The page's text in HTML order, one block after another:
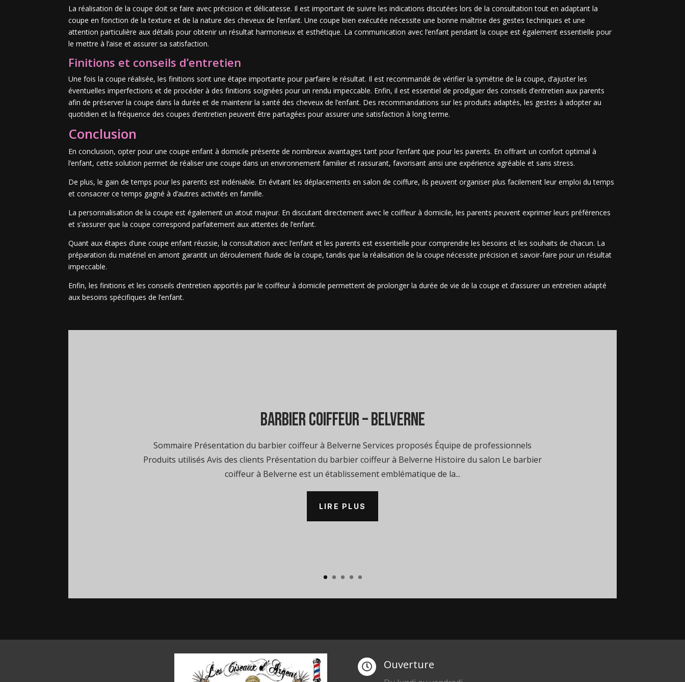
La réalisation de la coupe doit se faire avec précision et délicatesse. Il est important de suivre les indications discutées lors de la consultation tout en adaptant la
coupe en fonction de la texture et de la nature des cheveux de l’enfant. Une coupe bien exécutée nécessite une bonne maîtrise des gestes techniques et une
attention particulière aux détails pour obtenir un résultat harmonieux et esthétique. La communication avec l’enfant pendant la coupe est également essentielle pour
le mettre à l’aise et assurer sa satisfaction.
Finitions et conseils d’entretien
Une fois la coupe réalisée, les finitions sont une étape importante pour parfaire le résultat. Il est recommandé de vérifier la symétrie de la coupe, d’ajuster les
éventuelles imperfections et de procéder à des finitions soignées pour un rendu impeccable. Enfin, il est essentiel de prodiguer des conseils d’entretien aux parents
afin de préserver la coupe dans la durée et de maintenir la santé des cheveux de l’enfant. Des recommandations sur les produits adaptés, les gestes à adopter au
quotidien et la fréquence des coupes d’entretien peuvent être partagées pour assurer une satisfaction à long terme.
Conclusion
En conclusion, opter pour une coupe enfant à domicile présente de nombreux avantages tant pour l’enfant que pour les parents. En offrant un confort optimal à
l’enfant, cette solution permet de réaliser une coupe dans un environnement familier et rassurant, favorisant ainsi une expérience agréable et sans stress.
De plus, le gain de temps pour les parents est indéniable. En évitant les déplacements en salon de coiffure, ils peuvent organiser plus facilement leur emploi du temps
et consacrer ce temps gagné à d’autres activités en famille.
La personnalisation de la coupe est également un atout majeur. En discutant directement avec le coiffeur à domicile, les parents peuvent exprimer leurs préférences
et s’assurer que la coupe correspond parfaitement aux attentes de l’enfant.
Quant aux étapes d’une coupe enfant réussie, la consultation avec l’enfant et les parents est essentielle pour comprendre les besoins et les souhaits de chacun. La
préparation du matériel en amont garantit un déroulement fluide de la coupe, tandis que la réalisation de la coupe nécessite précision et savoir-faire pour un résultat
impeccable.
Enfin, les finitions et les conseils d’entretien apportés par le coiffeur à domicile permettent de prolonger la durée de vie de la coupe et d’assurer un entretien adapté
aux besoins spécifiques de l’enfant.
barbier coiffeur – Belverne
Sommaire Présentation du barbier coiffeur à Belverne Services proposés Équipe de professionnels
Produits utilisés Avis des clients Présentation du barbier coiffeur à Belverne Histoire du salon Le barbier
coiffeur à Belverne est un établissement emblématique de la...
LIRE PLUS
 Ouverture